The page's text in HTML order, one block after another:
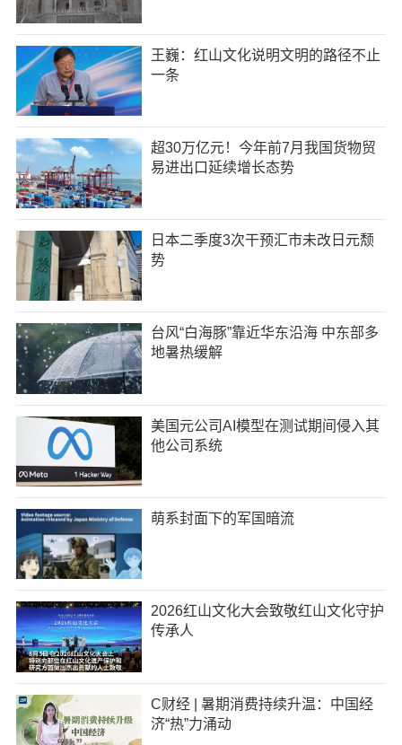
王巍：红山文化说明文明的路径不止
一条
超30万亿元！今年前7月我国货物贸
易进出口延续增长态势
日本二季度3次干预汇市未改日元颓
势
台风“白海豚”靠近华东沿海 中东部多
地暑热缓解
美国元公司AI模型在测试期间侵入其
他公司系统
萌系封面下的军国暗流
2026红山文化大会致敬红山文化守护
传承人
C财经 | 暑期消费持续升温：中国经
济“热”力涌动